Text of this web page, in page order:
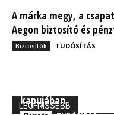
A márka megy, a
Aegon biztosító és
Biztosítók TUDÓSÍTÁS
LEGFRISSEBB
kapujában